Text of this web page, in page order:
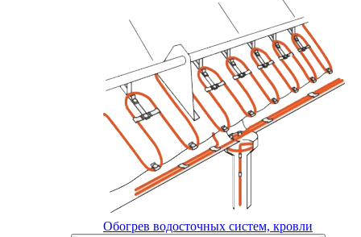
Обогрев водосточных систем, кровли